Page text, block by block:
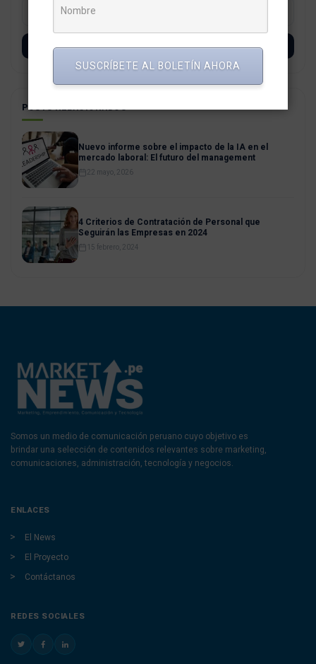
SUSCRÍBETE
POSTS RELACIONADOS
Nuevo informe sobre el impacto de la IA en el
mercado laboral: El futuro del management
22 mayo, 2026
4 Criterios de Contratación de Personal que
Seguirán las Empresas en 2024
15 febrero, 2024
Somos un medio de comunicación peruano cuyo objetivo es
brindar una selección de contenidos relevantes sobre marketing,
comunicaciones, administración, tecnología y negocios.
ENLACES
El News
El Proyecto
Contáctanos
REDES SOCIALES
SUSCRÍBETE AL BOLETÍN AHORA